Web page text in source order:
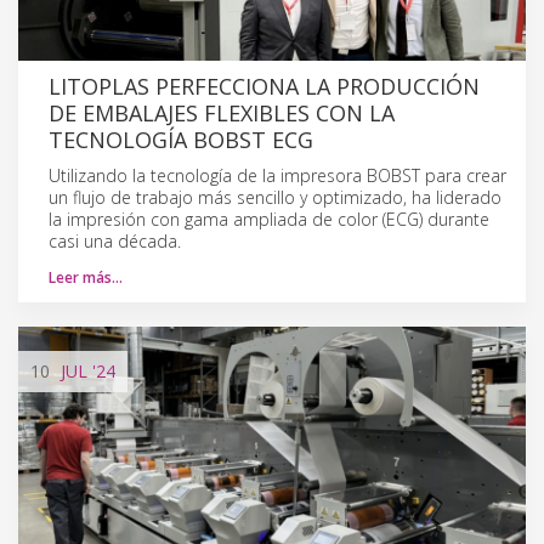
LITOPLAS PERFECCIONA LA PRODUCCIÓN
DE EMBALAJES FLEXIBLES CON LA
TECNOLOGÍA BOBST ECG
Utilizando la tecnología de la impresora BOBST para crear
un flujo de trabajo más sencillo y optimizado, ha liderado
la impresión con gama ampliada de color (ECG) durante
casi una década.
Leer más…
10 JUL '24